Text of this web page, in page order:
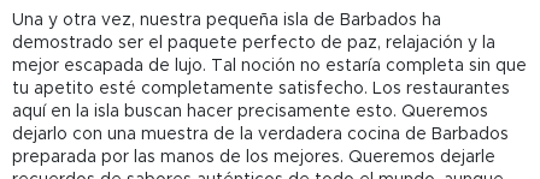
Una y otra vez, nuestra pequeña isla de Barbados ha
demostrado ser el paquete perfecto de paz, relajación y la
mejor escapada de lujo. Tal noción no estaría completa sin que
tu apetito esté completamente satisfecho. Los restaurantes
aquí en la isla buscan hacer precisamente esto. Queremos
dejarlo con una muestra de la verdadera cocina de Barbados
preparada por las manos de los mejores. Queremos dejarle